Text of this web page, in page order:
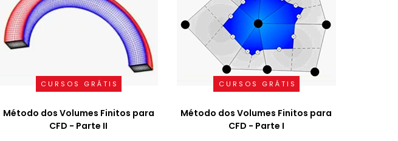
CURSOS GRÁTIS
Método dos Volumes Finitos para
CFD - Parte II
CURSOS GRÁTIS
Método dos Volumes Finitos para
CFD - Parte I